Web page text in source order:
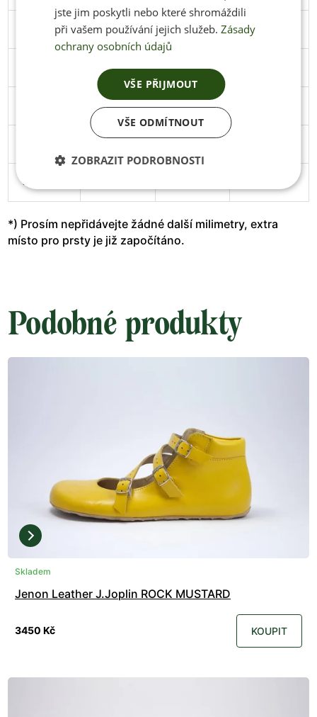
291 106 Stáhnout
297 108
305 111
49
*) Prosím nepřidávejte žádné další milimetry, extra
místo pro prsty je již započítáno.
Podobné produkty
Skladem
Jenon Leather J.Joplin ROCK MUSTARD
3450 Kč KOUPIT
jste jim poskytli nebo které shromáždili
při vašem používání jejich služeb. Zásady
ochrany osobních údajů
VŠE PŘIJMOUT
VŠE ODMÍTNOUT
ZOBRAZIT PODROBNOSTI